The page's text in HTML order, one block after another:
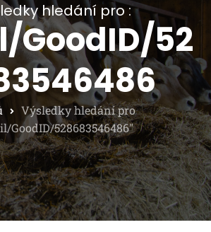
hledání pro :
GoodID/52
Výsledky hledání pro
GoodID/528683546486"